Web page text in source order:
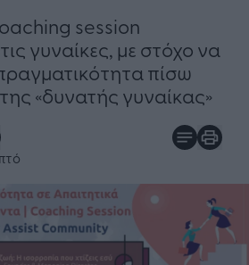
session
γυναίκες, με στόχο να
πίσω
«δυνατής γυναίκας»